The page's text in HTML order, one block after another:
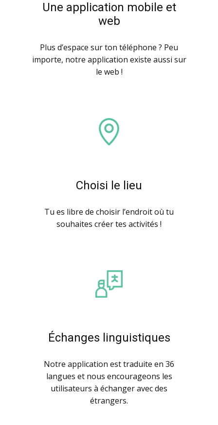
Une application mobile et
web
Plus d’espace sur ton téléphone ? Peu
importe, notre application existe aussi sur
le web !
Choisi le lieu
Tu es libre de choisir l’endroit où tu
souhaites créer tes activités !
Échanges linguistiques
Notre application est traduite en 36
langues et nous encourageons les
utilisateurs à échanger avec des
étrangers.